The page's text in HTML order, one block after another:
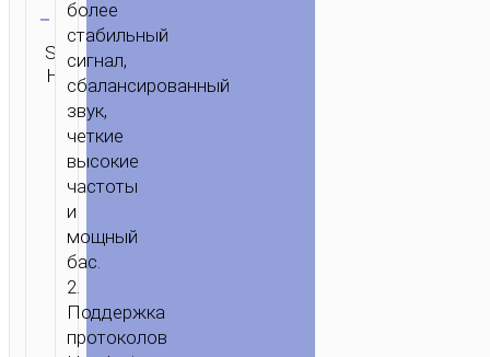
SKU:
Н/Д
Категория:
Гарнитуры
ЗАПРОС
более
стабильный
сигнал,
сбалансированный
звук,
четкие
высокие
частоты
и
мощный
бас.
2.
Поддержка
протоколов